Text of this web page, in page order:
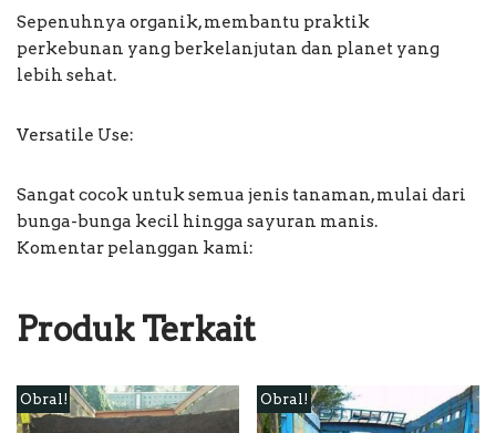
Sepenuhnya organik, membantu praktik
perkebunan yang berkelanjutan dan planet yang
lebih sehat.
Versatile Use:
Sangat cocok untuk semua jenis tanaman, mulai dari
bunga-bunga kecil hingga sayuran manis.
Komentar pelanggan kami:
Produk Terkait
Obral! Obral!